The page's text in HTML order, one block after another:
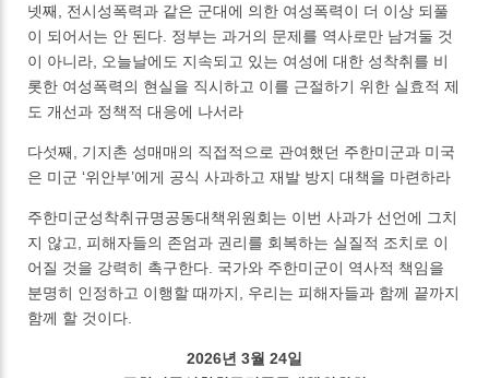
넷째, 전시성폭력과 같은 군대에 의한 여성폭력이 더 이상 되풀
이 되어서는 안 된다. 정부는 과거의 문제를 역사로만 남겨둘 것
이 아니라, 오늘날에도 지속되고 있는 여성에 대한 성착취를 비
롯한 여성폭력의 현실을 직시하고 이를 근절하기 위한 실효적 제
도 개선과 정책적 대응에 나서라
다섯째, 기지촌 성매매의 직접적으로 관여했던 주한미군과 미국
은 미군 ‘위안부’에게 공식 사과하고 재발 방지 대책을 마련하라
주한미군성착취규명공동대책위원회는 이번 사과가 선언에 그치
지 않고, 피해자들의 존엄과 권리를 회복하는 실질적 조치로 이
어질 것을 강력히 촉구한다. 국가와 주한미군이 역사적 책임을
분명히 인정하고 이행할 때까지, 우리는 피해자들과 함께 끝까지
함께 할 것이다.
2026년 3월 24일